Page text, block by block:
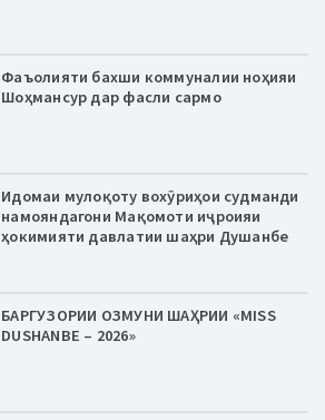
Фаъолияти бахши коммуналии ноҳияи
Шоҳмансур дар фасли сармо
Идомаи мулоқоту вохӯриҳои судманди
намояндагони Мақомоти иҷроияи
ҳокимияти давлатии шаҳри Душанбе
БАРГУЗОРИИ ОЗМУНИ ШАҲРИИ «MISS
DUSHANBE – 2026»